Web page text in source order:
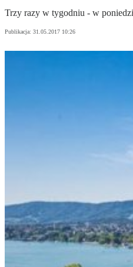
Trzy razy w tygodniu - w
Publikacja: 31.05.2017 10:26